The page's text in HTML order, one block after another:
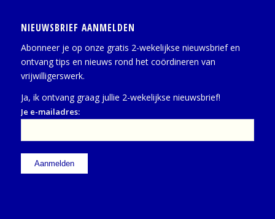
NIEUWSBRIEF AANMELDEN
Abonneer je op onze gratis 2-wekelijkse nieuwsbrief en
ontvang tips en nieuws rond het coördineren van
vrijwilligerswerk.
Ja, ik ontvang graag jullie 2-wekelijkse nieuwsbrief!
Je e-mailadres: